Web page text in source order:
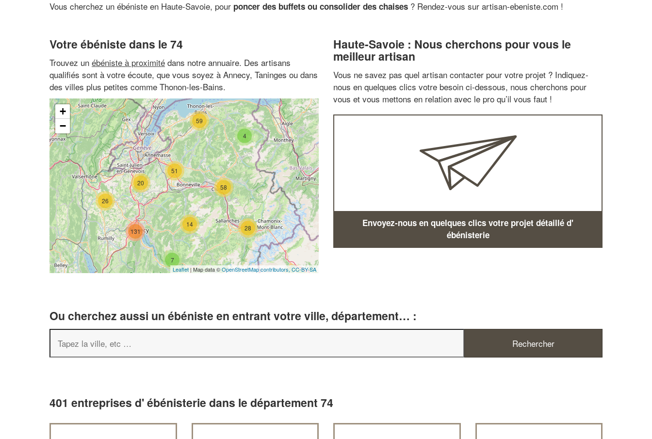
Vous cherchez un ébéniste en Haute-Savoie, pour poncer des buffets ou consolider des chaises ? Rendez-vous sur artisan-ebeniste.com !
Votre ébéniste dans le 74
Trouvez un ébéniste à proximité dans notre annuaire. Des artisans
qualifiés sont à votre écoute, que vous soyez à Annecy, Taninges ou dans
des villes plus petites comme Thonon-les-Bains.
14
7
26
20
131
4
28
51
58
59
+
−
Leaflet| Map data ©OpenStreetMap contributors, CC-BY-SA
Haute-Savoie : Nous cherchons pour vous le
meilleur artisan
Vous ne savez pas quel artisan contacter pour votre projet ? Indiquez-
nous en quelques clics votre besoin ci-dessous, nous cherchons pour
vous et vous mettons en relation avec le pro qu’il vous faut !
Envoyez-nous en quelques clics votre projet détaillé d'
ébénisterie
Ou cherchez aussi un ébéniste en entrant votre ville, département… :
401 entreprises d' ébénisterie dans le département 74